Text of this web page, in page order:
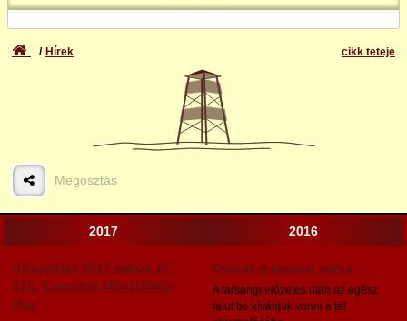
cikk teteje
Hírek
Megosztás
2017
Közgyűlés 2017 május 27.
17h. Csesztve Művelődési
Ház
2016
Ovisok a tavaszt várva
A farsangi előzetes után az egész
falut be kívánjuk vonni a tél